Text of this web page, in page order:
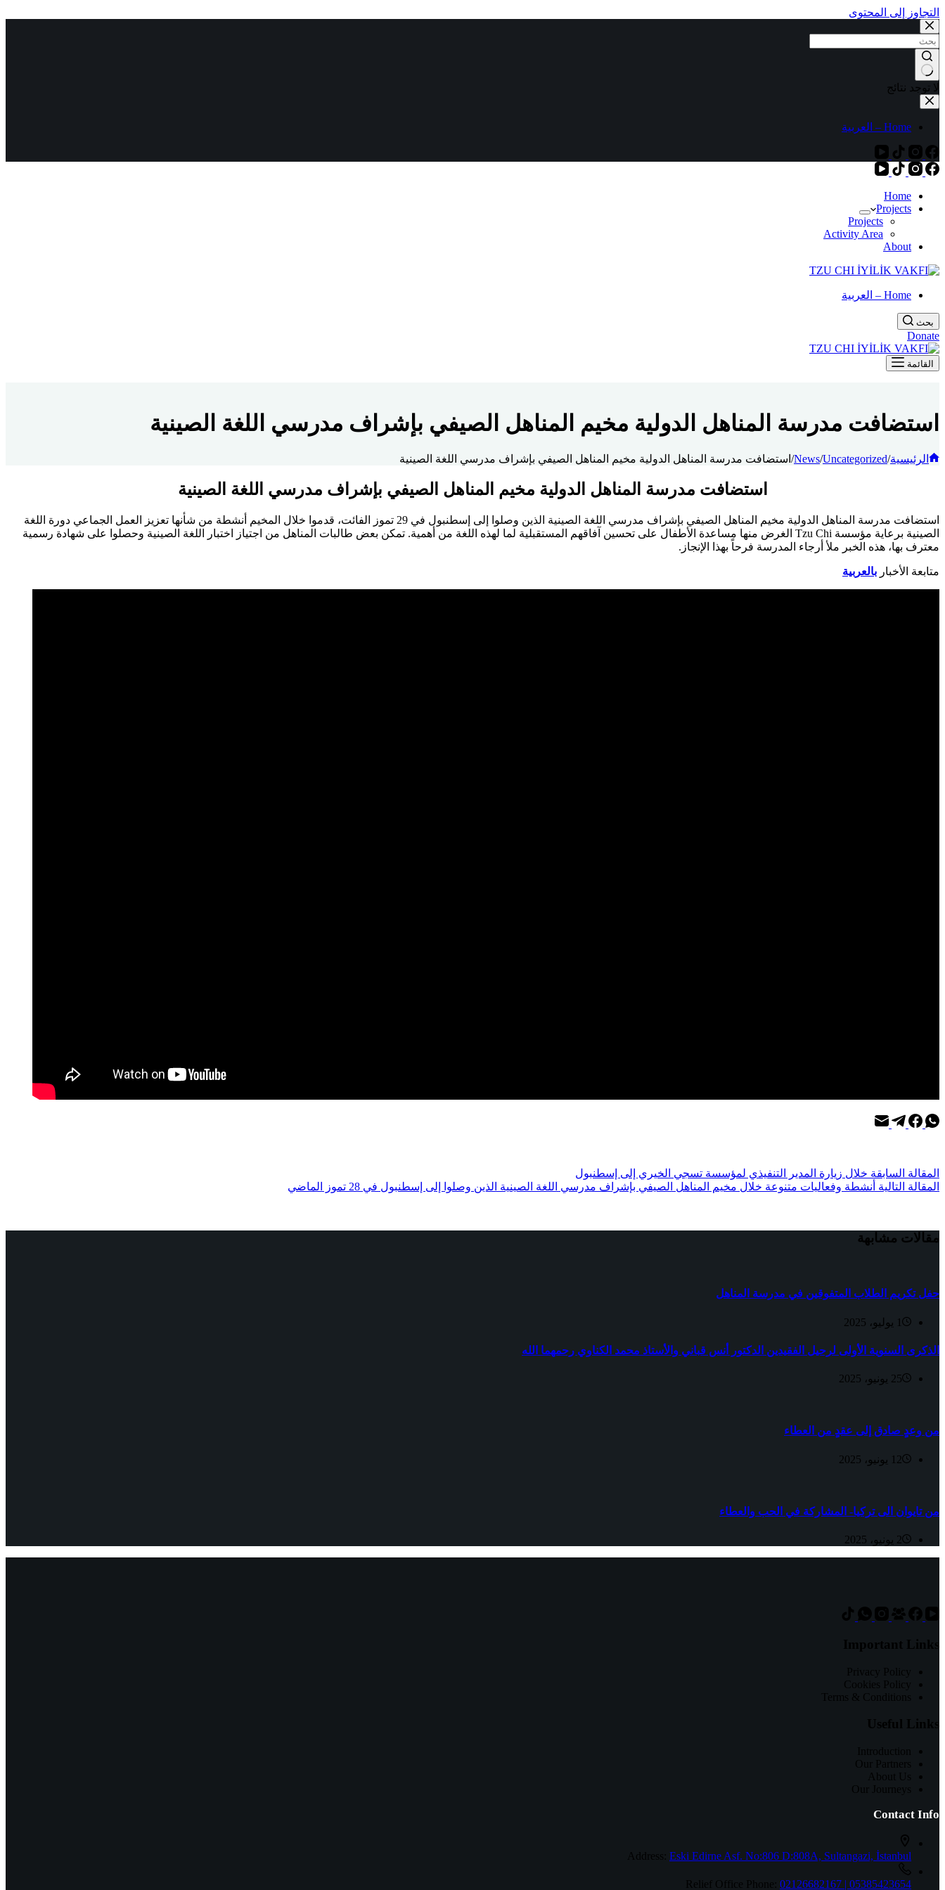
التجاوز إلى المحتوى
لا توجد نتائج
Home – العربية
Home
Projects
Projects
Activity Area
About
Home – العربية
بحث
Donate
القائمة
استضافت مدرسة المناهل الدولية مخيم المناهل الصيفي بإشراف مدرسي اللغة الصينية
الرئيسية/
News/Uncategorized
/ استضافت مدرسة المناهل الدولية مخيم المناهل الصيفي بإشراف مدرسي اللغة الصينية
استضافت مدرسة المناهل الدولية مخيم المناهل الصيفي بإشراف مدرسي اللغة الصينية
استضافت مدرسة المناهل الدولية مخيم المناهل الصيفي بإشراف مدرسي اللغة الصينية الذين وصلوا إلى إسطنبول في 29 تموز الفائت، قدموا خلال المخيم أنشطة من شأنها تعزيز العمل الجماعي دورة اللغة
الصينية برعاية مؤسسة Tzu Chi الغرض منها مساعدة الأطفال على تحسين آفاقهم المستقبلية لما لهذه اللغة من أهمية. تمكن بعض طالبات المناهل من اجتياز اختبار اللغة الصينية وحصلوا على شهادة رسمية
معترف بها، هذه الخبر ملأ أرجاء المدرسة فرحاً بهذا الإنجاز.
متابعة الأخبار بالعربية
المقالة السابقة خلال زيارة المدير التنفيذي لمؤسسة تسجي الخيري إلى إسطنبول
المقالة التالية أنشطة وفعاليات متنوعة خلال مخيم المناهل الصيفي بإشراف مدرسي اللغة الصينية الذين وصلوا إلى إسطنبول في 28 تموز الماضي
مقالات مشابهة
حفل تكريم الطلاب المتفوقين في مدرسة المناهل
1 يوليو، 2025
الذكرى السنوية الأولى لرحيل الفقيدين الدكتور أنس قباني والأستاذ محمد الكناوي رحمهما الله
25 يونيو، 2025
من وعدٍ صادق إلى عقدٍ من العطاء
12 يونيو، 2025
من تايوان الى تركيا- المشاركة في الحب والعطاء
2 يونيو، 2025
Important Links
Privacy Policy
Cookies Policy
Terms & Conditions
Useful Links
Introduction
Our Partners
About Us
Our Journeys
Contact Info
Address: Eski Edirne Asf. No:806 D:808A, Sultangazi, İstanbul
Relief Office Phone: 02126682167 | 05385423654